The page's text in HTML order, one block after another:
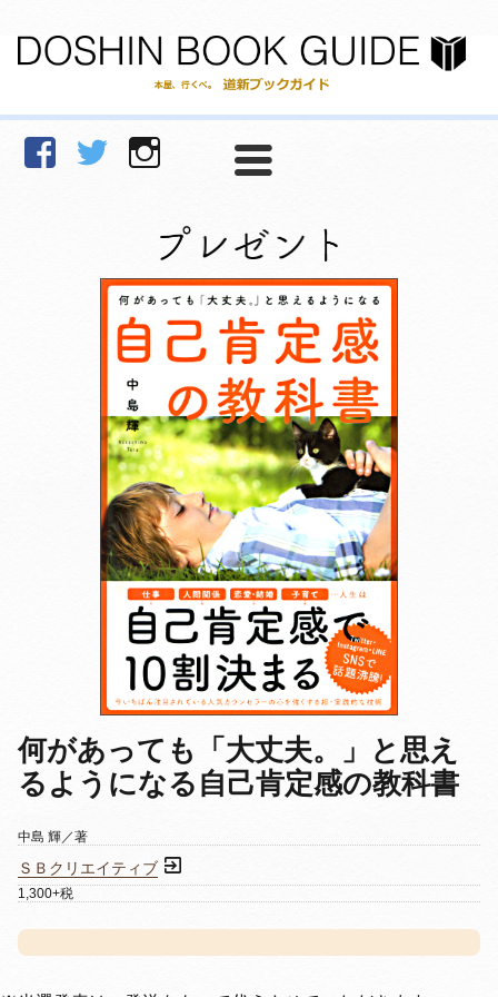
facebookTwitter Instagram
何があっても「大丈夫。」と思え
るようになる自己肯定感の教科書
中島 輝／著
ＳＢクリエイティブ
1,300+税